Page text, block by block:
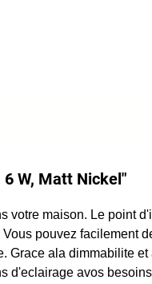
6 W, Matt Nickel"
maison. Le point
pouvez facilement
ala dimmabilite
avos